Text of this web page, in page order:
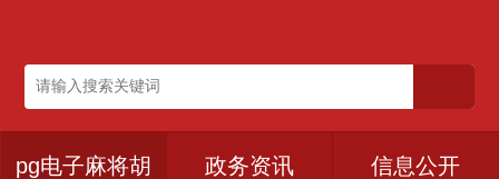
pg电子麻将胡 政务资讯 信息公开